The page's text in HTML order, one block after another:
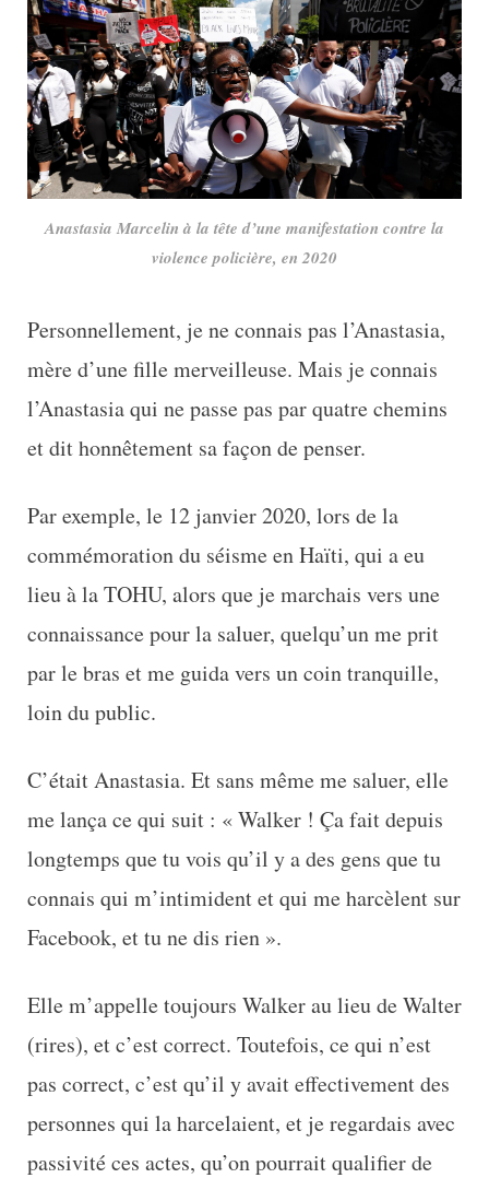
Anastasia Marcelin à la tête d’une manifestation contre la
violence policière, en 2020
Personnellement, je ne connais pas l’Anastasia,
mère d’une fille merveilleuse. Mais je connais
l’Anastasia qui ne passe pas par quatre chemins
et dit honnêtement sa façon de penser.
Par exemple, le 12 janvier 2020, lors de la
commémoration du séisme en Haïti, qui a eu
lieu à la TOHU, alors que je marchais vers une
connaissance pour la saluer, quelqu’un me prit
par le bras et me guida vers un coin tranquille,
loin du public.
C’était Anastasia. Et sans même me saluer, elle
me lança ce qui suit : « Walker ! Ça fait depuis
longtemps que tu vois qu’il y a des gens que tu
connais qui m’intimident et qui me harcèlent sur
Facebook, et tu ne dis rien ».
Elle m’appelle toujours Walker au lieu de Walter
(rires), et c’est correct. Toutefois, ce qui n’est
pas correct, c’est qu’il y avait effectivement des
personnes qui la harcelaient, et je regardais avec
passivité ces actes, qu’on pourrait qualifier de